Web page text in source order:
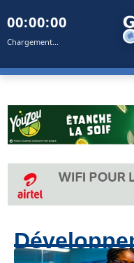
00:00:00
Chargement...